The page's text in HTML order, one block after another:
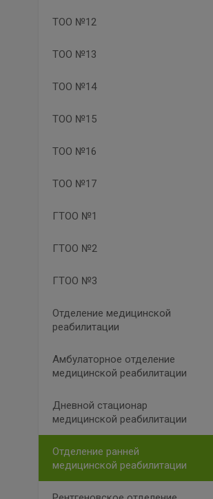
ТОО №12
ТОО №13
ТОО №14
ТОО №15
ТОО №16
ТОО №17
ГТОО №1
ГТОО №2
ГТОО №3
Отделение медицинской
реабилитации
Амбулаторное отделение
медицинской реабилитации
Дневной стационар
медицинской реабилитации
Отделение ранней
медицинской реабилитации